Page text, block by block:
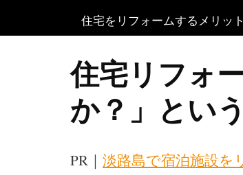
住宅をリフォームするメリッ
住宅リフォ
か？」とい
PR｜ 淡路島で宿泊施設を